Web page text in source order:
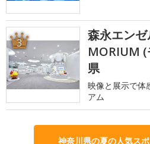
3
森永エン
MORIUM (
県
映像と展示で体
アム
神奈川県の夏の人気ス